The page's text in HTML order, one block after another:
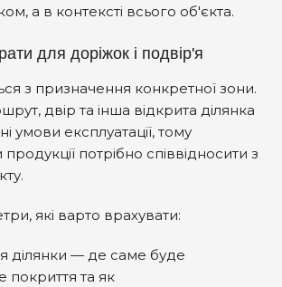
а в контексті всього об'єкта.
для доріжок і подвір'я
з призначення конкретної зони.
двір та інша відкрита ділянка
умови експлуатації, тому
потрібно співвідносити з
які варто врахувати:
ділянки — де саме буде
покриття та як